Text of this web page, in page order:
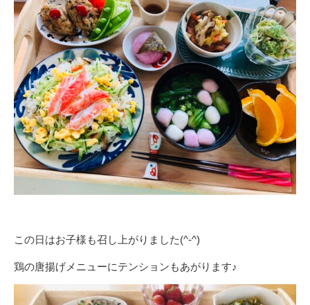
この日はお子様も召し上がりました(^-^)
鶏の唐揚げメニューにテンションもあがります♪